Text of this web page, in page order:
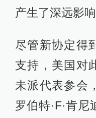
产生了深远影响
尽管新协定得
支持，美国对
未派代表参会
罗伯特·F·肯